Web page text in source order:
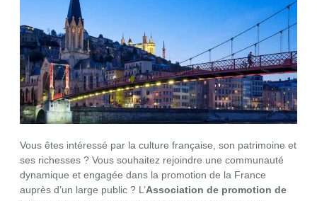
Vous êtes intéressé par la culture française, son patrimoine et
ses richesses ? Vous souhaitez rejoindre une communauté
dynamique et engagée dans la promotion de la France
auprès d’un large public ? L’Association de promotion de